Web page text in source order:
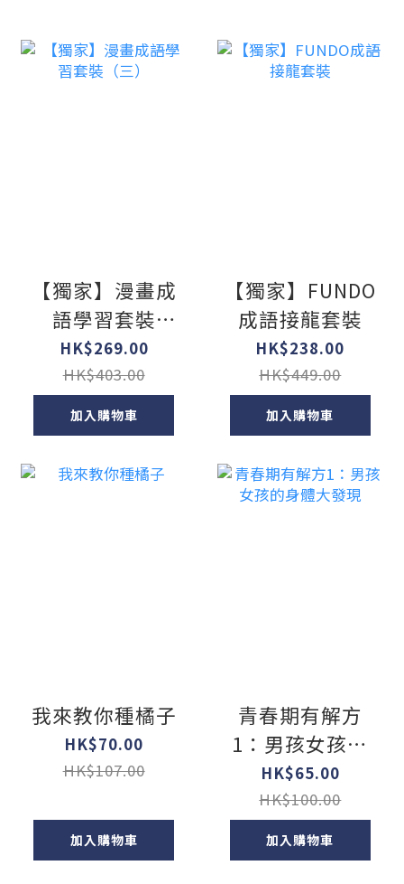
【獨家】漫畫成
語學習套裝
（三）
HK$269.00
HK$403.00
加入購物車
【獨家】FUNDO
成語接龍套裝
HK$238.00
HK$449.00
加入購物車
我來教你種橘子
HK$70.00
HK$107.00
加入購物車
青春期有解方
1：男孩女孩的
身體大發現
HK$65.00
HK$100.00
加入購物車